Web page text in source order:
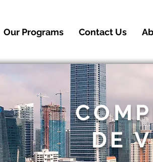
Our Programs Contact Us
DE